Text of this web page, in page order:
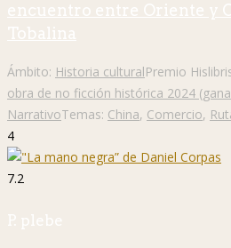
encuentro entre Oriente y
Tobalina
Ámbito: Historia culturalPremio
obra de no ficción histórica 2024
NarrativoTemas: China, Comercio,
4
7.2
P. plebe